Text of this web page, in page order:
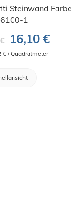
Steinwand Farbe
1
16,10 €
€ / Quadratmeter